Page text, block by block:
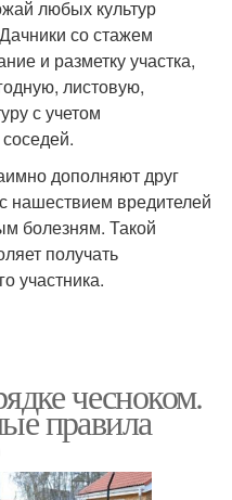
любых культур
со стажем
и разметку участка,
листовую,
с учетом
дополняют друг
нашествием вредителей
болезням. Такой
получать
участника.
чесноком.
правила